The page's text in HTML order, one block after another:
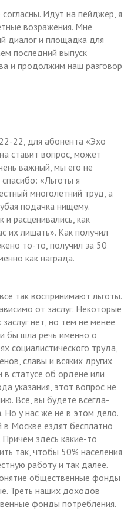
Идут на пейджер, я
возражения. Мне
диалог и площадка для
последний выпуск
и продолжим наш разговор
22, для абонента «Эхо
ставит вопрос, может
важный, мы его не
«Льготы я
многолетний труд, а
подачка нищему.
расценивались, как
их лишать». Как получил
то-то, получил за 50
как награда.
так воспринимают льготы.
от заслуг. Некоторые
нет, но тем не менее
бы шла речь именно о
социалистического труда,
славы и всяких других
в статусе об ордене или
указания, этот вопрос не
Всё, вы будете всегда-
Но у нас же не в этом дело.
Москве ездят бесплатно
здесь какие-то
так, чтобы 50% населения
работу и так далее.
общественные фонды
Треть наших доходов
фонды потребления.